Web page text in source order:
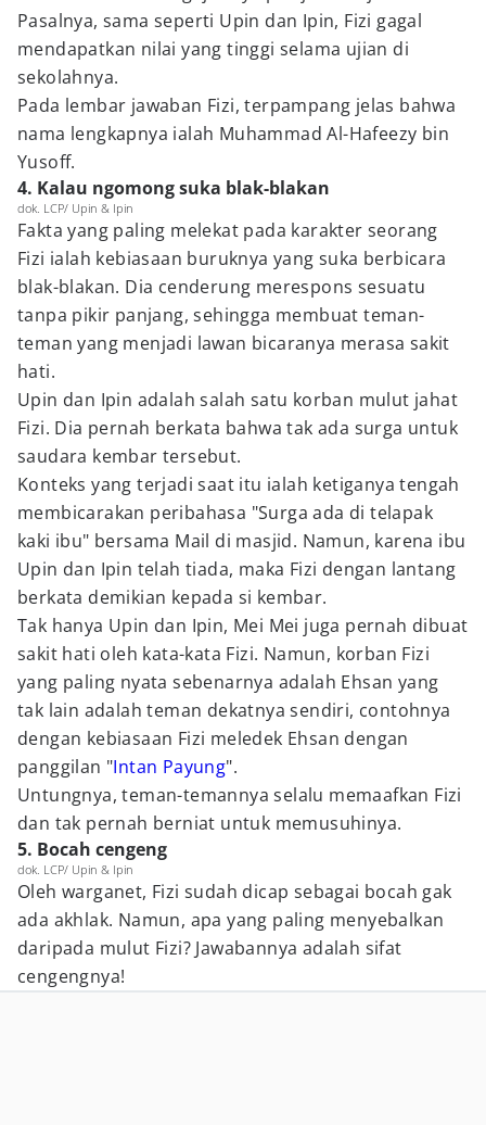
Pasalnya, sama seperti Upin dan Ipin, Fizi gagal
mendapatkan nilai yang tinggi selama ujian di
sekolahnya.
Pada lembar jawaban Fizi, terpampang jelas bahwa
nama lengkapnya ialah Muhammad Al-Hafeezy bin
Yusoff.
4. Kalau ngomong suka blak-blakan
dok. LCP/ Upin & Ipin
Fakta yang paling melekat pada karakter seorang
Fizi ialah kebiasaan buruknya yang suka berbicara
blak-blakan. Dia cenderung merespons sesuatu
tanpa pikir panjang, sehingga membuat teman-
teman yang menjadi lawan bicaranya merasa sakit
hati.
Upin dan Ipin adalah salah satu korban mulut jahat
Fizi. Dia pernah berkata bahwa tak ada surga untuk
saudara kembar tersebut.
Konteks yang terjadi saat itu ialah ketiganya tengah
membicarakan peribahasa "Surga ada di telapak
kaki ibu" bersama Mail di masjid. Namun, karena ibu
Upin dan Ipin telah tiada, maka Fizi dengan lantang
berkata demikian kepada si kembar.
Tak hanya Upin dan Ipin, Mei Mei juga pernah dibuat
sakit hati oleh kata-kata Fizi. Namun, korban Fizi
yang paling nyata sebenarnya adalah Ehsan yang
tak lain adalah teman dekatnya sendiri, contohnya
dengan kebiasaan Fizi meledek Ehsan dengan
panggilan "Intan Payung".
Untungnya, teman-temannya selalu memaafkan Fizi
dan tak pernah berniat untuk memusuhinya.
5. Bocah cengeng
dok. LCP/ Upin & Ipin
Oleh warganet, Fizi sudah dicap sebagai bocah gak
ada akhlak. Namun, apa yang paling menyebalkan
daripada mulut Fizi? Jawabannya adalah sifat
cengengnya!